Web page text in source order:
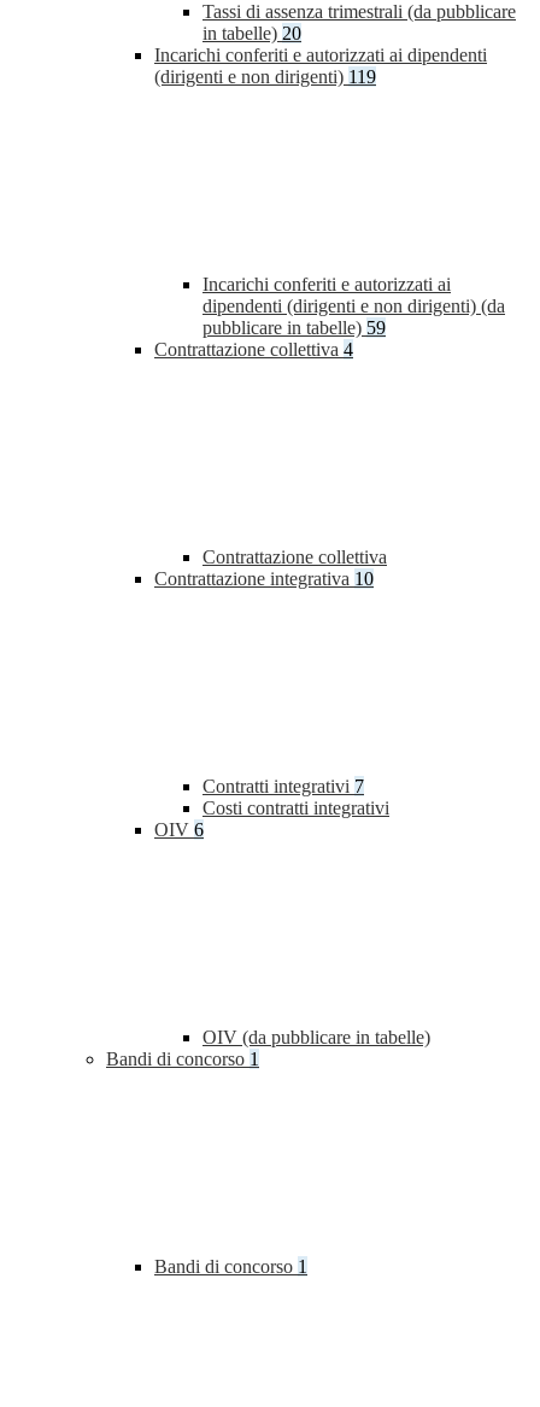
Tassi di assenza trimestrali (da pubblicare
in tabelle) 20
Incarichi conferiti e autorizzati ai dipendenti
(dirigenti e non dirigenti) 119
Incarichi conferiti e autorizzati ai
dipendenti (dirigenti e non dirigenti) (da
pubblicare in tabelle) 59
Contrattazione collettiva 4
Contrattazione collettiva
Contrattazione integrativa 10
Contratti integrativi 7
Costi contratti integrativi
OIV 6
OIV (da pubblicare in tabelle)
Bandi di concorso 1
Bandi di concorso 1